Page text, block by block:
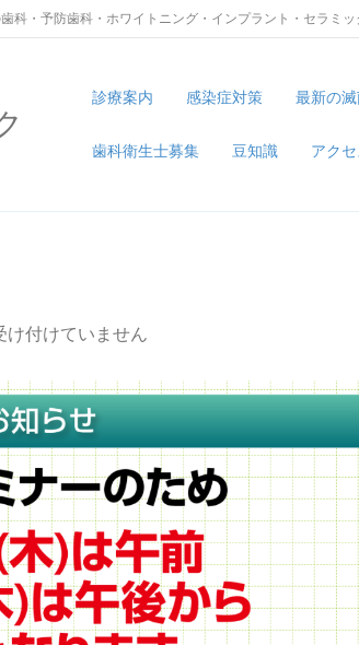
科・予防歯科・ホワイトニング・インプラント・セラミ
診療案内 感染症対策 最新の
歯科衛生士募集 豆知識 アクセ
け付けていません